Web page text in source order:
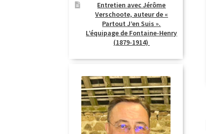
Entretien avec Jérôme
Verschoote, auteur de «
Partout J’en Suis ».
L’équipage de Fontaine-Henry
(1879-1914)